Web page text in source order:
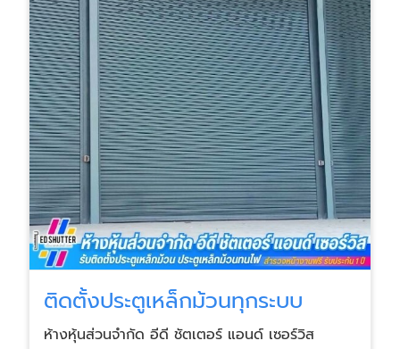
ติดตั้งประตูเหล็กม้วนทุกระบบ
ห้างหุ้นส่วนจำกัด อีดี ชัตเตอร์ แอนด์ เซอร์วิส